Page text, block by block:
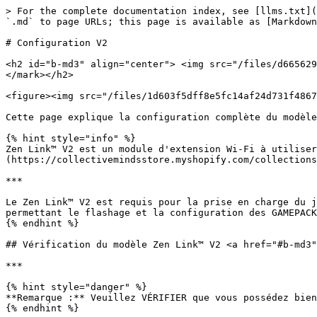
> For the complete documentation index, see [llms.txt](https://guide.cronuszen.com/llms.txt). Markdown versions of documentation pages are available by appending `.md` to page URLs; this page is available as [Markdown](https://guide.cronuszen.com/zen-fr/zen-link-tm/v2-setup.md).

# Configuration V2

<h2 id="b-md3" align="center"> <img src="/files/d6656291448ba6bb2c0570ff7a4b9bad5142cad2" alt="" data-size="original"><mark style="color:bleu;"><strong>V2</strong></mark></h2>

<figure><img src="/files/1d603f5dff8e5fc14af24d731f486726996f16e0" alt="" width="250"><figcaption></figcaption></figure>

Cette page explique la configuration complète du modèle Zen Link™ V2, exclusivement via la nouvelle application smartphone iOS® et Android®.

{% hint style="info" %}
Zen Link™ V2 est un module d'extension Wi‑Fi à utiliser avec Cronus Zen™, et il est [**Vendu séparément**](https://collectivemindsstore.myshopify.com/collections/cronus-zen/products/cronus-zen).

***

Le Zen Link™ V2 est requis pour la prise en charge du jeu NATIF sur PS5®. Il apporte également une valeur ajoutée sur d'autres plateformes de jeu (comme Xbox®) en permettant le flashage et la configuration des GAMEPACKS via votre smartphone, tout en servant de base à de futures extensions de fonctionnalités.
{% endhint %}

## Vérification du modèle Zen Link™ V2 <a href="#b-md3" id="b-md3"></a>

***

{% hint style="danger" %}
**Remarque :** Veuillez VÉRIFIER que vous possédez bien un appareil Zen Link™ V2 ou supérieur.
{% endhint %}

Vous pouvez identifier le modèle sur l'étiquette sous l'appareil.

<div align="left"><figure><img src="/files/1bfad0a1bc04ff6684b58d412b2b8597a7f5872f" alt="" width="319"><figcaption></figcaption></figure></div>

Une fois confirmé que votre appareil est bien « V2 », veuillez passer aux étapes ci-dessous. Si vous *ne voyez pas* la mention « V2 », vous pouvez trouver la configuration V1 [**ici**](broken://pages/a6a2ebe2c7764766801ed30a9bb5df193e118217).

## Étapes de configuration du Zen Link™ V2 <a href="#b-md3" id="b-md3"></a>

***

Une fois cette configuration terminée, votre **Zen Link™ V2** offrira à la fois **UNE PRISE EN CHARGE NATIVE DE LA PS5®** et le Wi‑Fi <i class="fa-wifi">:wifi:</i> pour le flashage et la configuration **DES GAMEPACKS** à l'aide de votre smartphone.

{% stepper %}
{% step %}
Assurez-vous que votre SMARTPHONE est connecté au **MÊME** réseau <i class="fa-wifi">:wifi:</i> Wi‑Fi sur lequel votre Zen Link™ V2 se trouvera. Ce réseau doit être **2,4 GHz** compatible. Ce sont des CONDITIONS REQUISES pour l'utilisation du Zen Link™ V2.

* La plupart des modems/routeurs regroupent par défaut les bandes (2,4 GHz﻿**,** 5 GHz, 6 GHz, etc.) dans un seul réseau, ce qui est généralement acceptable.

{% endstep %}

{% step %}
Assurez-vous que le Bluetooth® de votre smartphone <i class="fa-bluetooth-b">:bluetooth-b:</i> est réglé **sur ACTIVÉ**.

{% endstep %}

{% step %}
Branchez votre appareil Zen Link™ V2 afin qu'il s'allume. Nous recommandons de le brancher sur le **A1** port (côté gauche) d'un Cronus Zen™ branché, car c'est là qu'il restera pour le jeu natif sur PS5®.

<div align="left"><figure><img src="/files/16f6484de1d57da8533032ef3e25a4852ec6df1f" alt="" width="188"><figcaption></figcaption></figure></div>

* La LED de l'appareil Zen Link™ V2 passera <mark